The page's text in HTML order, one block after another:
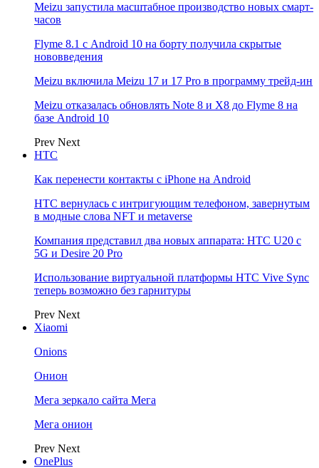
Meizu запустила масштабное производство новых смарт-
часов
Flyme 8.1 с Android 10 на борту получила скрытые
нововведения
Meizu включила Meizu 17 и 17 Pro в программу трейд-ин
Meizu отказалась обновлять Note 8 и X8 до Flyme 8 на
базе Android 10
Prev Next
НТС
Как перенести контакты с iPhone на Android
HTC вернулась с интригующим телефоном, завернутым
в модные слова NFT и metaverse
Компания представил два новых аппарата: HTC U20 с
5G и Desire 20 Pro
Использование виртуальной платформы HTC Vive Sync
теперь возможно без гарнитуры
Prev Next
Xiaomi
Onions
Онион
Мега зеркало сайта Мега
Мега онион
Prev Next
OnePlus